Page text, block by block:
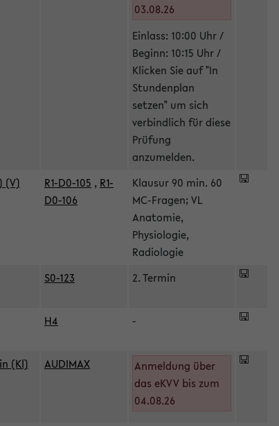
03.08.26
Einlass: 10:00 Uhr /
Beginn: 10:15 Uhr /
Klicken Sie auf "In
Stundenplan
setzen" um sich
verbindlich für diese
Prüfung
anzumelden.
(V) R1-D0-105 , R1-
D0-106
Klausur 90 min. 60
MC-Fragen; VL
Anatomie,
Physiologie,
Radiologie
S0-123 2. Termin
H4 -
(Kl) AUDIMAX
Anmeldung über
das eKVV bis zum
04.08.26